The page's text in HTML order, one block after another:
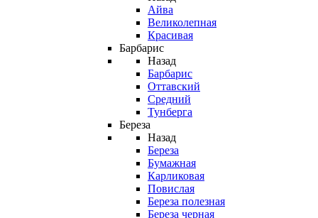
Айва
Великолепная
Красивая
Барбарис
Назад
Барбарис
Оттавский
Средний
Тунберга
Береза
Назад
Береза
Бумажная
Карликовая
Повислая
Береза полезная
Береза черная